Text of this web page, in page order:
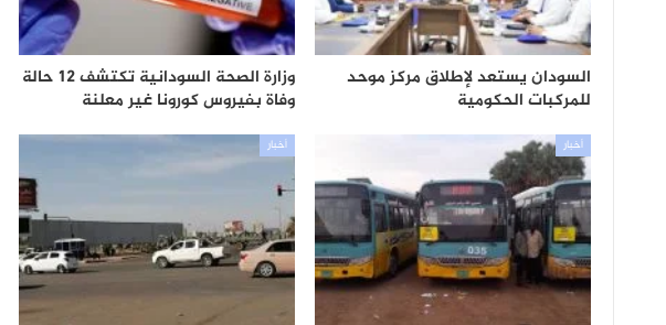
السودان يستعد لإطلاق مركز موحد
للمركبات الحكومية
وزارة الصحة السودانية تكتشف 12 حالة
وفاة بفيروس كورونا غير معلنة
أخبار أخبار